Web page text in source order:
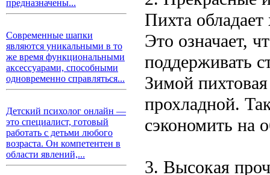
предназначены...
Современные шапки
являются уникальными в то
же время функциональными
аксессуарами, способными
одновременно справляться...
Детский психолог онлайн —
это специалист, готовый
работать с детьми любого
возраста. Он компетентен в
области явлений,...
Пихта
Это означает,
поддерживать
Зимой пихтовая
прохладной.
сэкономить на
3. Высокая